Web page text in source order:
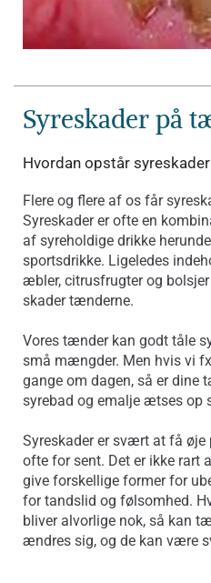
Syreskader på
Hvordan opstår
Flere og flere af os får
Syreskader er ofte en
af syreholdige drikke
sportsdrikke. Ligeledes
æbler, citrusfrugter og
skader tænderne.
Vores tænder kan godt tåle
små mængder. Men hvis vi
gange om dagen, så er dine
syrebad og emalje ætses op
Syreskader er svært at få øje
ofte for sent. Det er ikke rart
give forskellige former for
for tandslid og følsomhed.
bliver alvorlige nok, så kan
ændres sig, og de kan være